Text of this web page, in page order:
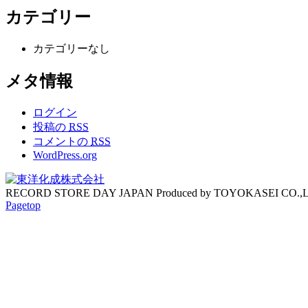
カテゴリー
カテゴリーなし
メタ情報
ログイン
投稿の RSS
コメントの RSS
WordPress.org
RECORD STORE DAY JAPAN Produced by TOYOKASEI
Pagetop